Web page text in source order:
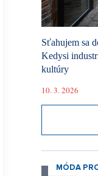
Sťahujem sa
Kedysi
kultúry
10. 3. 2026
MÓDA